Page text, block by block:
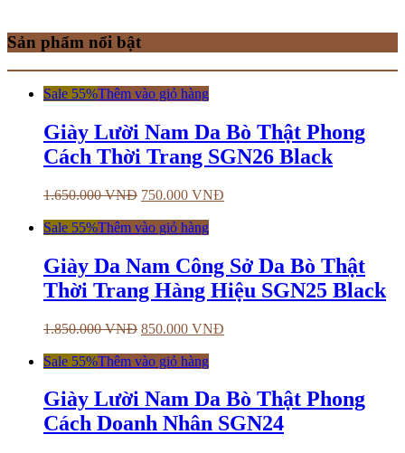
Sản phẩm nổi bật
Sale 55%Thêm vào giỏ hàng
Giày Lười Nam Da Bò Thật Phong
Cách Thời Trang SGN26 Black
1.650.000VNĐ 750.000 VNĐ
Sale 55%Thêm vào giỏ hàng
Giày Da Nam Công Sở Da Bò Thật
Thời Trang Hàng Hiệu SGN25 Black
1.850.000VNĐ 850.000 VNĐ
Sale 55%Thêm vào giỏ hàng
Giày Lười Nam Da Bò Thật Phong
Cách Doanh Nhân SGN24